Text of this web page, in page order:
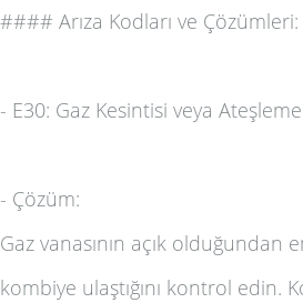
#### Arıza Kodları ve Çözümleri:
- E30: Gaz Kesintisi veya
- Çözüm:
Gaz vanasının açık olduğundan
kombiye ulaştığını kontrol edin.